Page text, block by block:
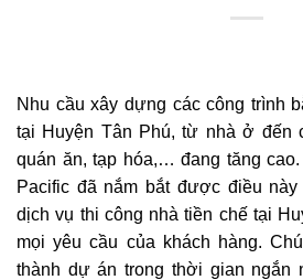
Nhu cầu xây dựng các công trình
tại Huyện Tân Phú, từ nhà ở đến
quán ăn, tạp hóa,… đang tăng
Pacific đã nắm bắt được điều
dịch vụ thi công nhà tiền chế tại
mọi yêu cầu của khách hàng.
thành dự án trong thời gian ngắn